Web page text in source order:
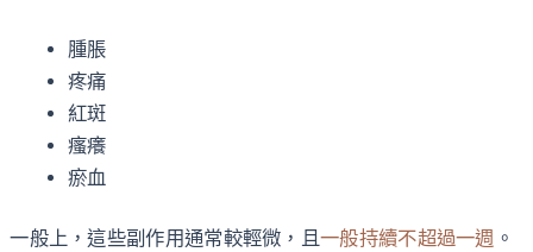
腫脹
疼痛
紅斑
瘙癢
瘀血
一般上，這些副作用通常較輕微，且一般持續不超過一週 。